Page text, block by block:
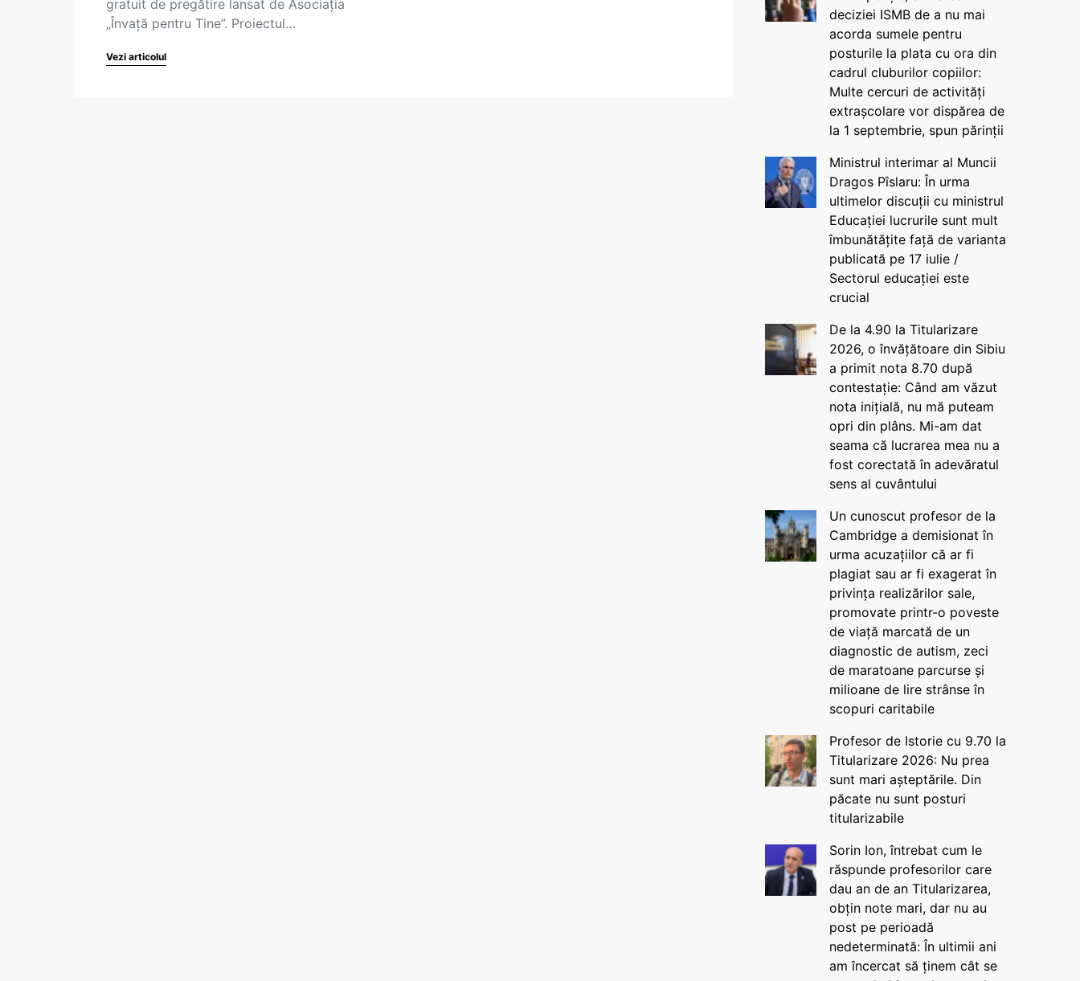
gratuit de pregătire lansat de Asociația
„Învață pentru Tine”. Proiectul…
Vezi articolul
deciziei ISMB de a nu mai
acorda sumele pentru
posturile la plata cu ora din
cadrul cluburilor copiilor:
Multe cercuri de activități
extrașcolare vor dispărea de
la 1 septembrie, spun părinții
Ministrul interimar al Muncii
Dragos Pîslaru: În urma
ultimelor discuții cu ministrul
Educației lucrurile sunt mult
îmbunătățite față de varianta
publicată pe 17 iulie /
Sectorul educației este
crucial
De la 4.90 la Titularizare
2026, o învățătoare din Sibiu
a primit nota 8.70 după
contestație: Când am văzut
nota inițială, nu mă puteam
opri din plâns. Mi-am dat
seama că lucrarea mea nu a
fost corectată în adevăratul
sens al cuvântului
Un cunoscut profesor de la
Cambridge a demisionat în
urma acuzațiilor că ar fi
plagiat sau ar fi exagerat în
privința realizărilor sale,
promovate printr-o poveste
de viață marcată de un
diagnostic de autism, zeci
de maratoane parcurse și
milioane de lire strânse în
scopuri caritabile
Profesor de Istorie cu 9.70 la
Titularizare 2026: Nu prea
sunt mari așteptările. Din
păcate nu sunt posturi
titularizabile
Sorin Ion, întrebat cum le
răspunde profesorilor care
dau an de an Titularizarea,
obțin note mari, dar nu au
post pe perioadă
nedeterminată: În ultimii ani
am încercat să ținem cât se